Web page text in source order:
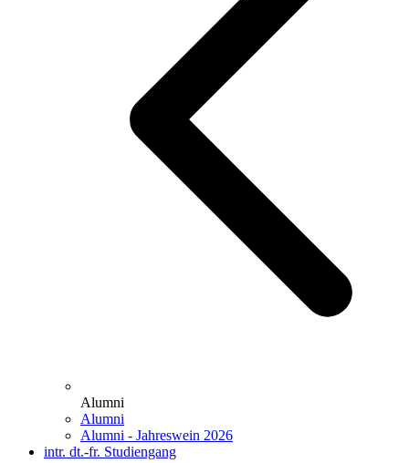
Alumni
Alumni
Alumni - Jahreswein 2026
intr. dt.-fr. Studiengang